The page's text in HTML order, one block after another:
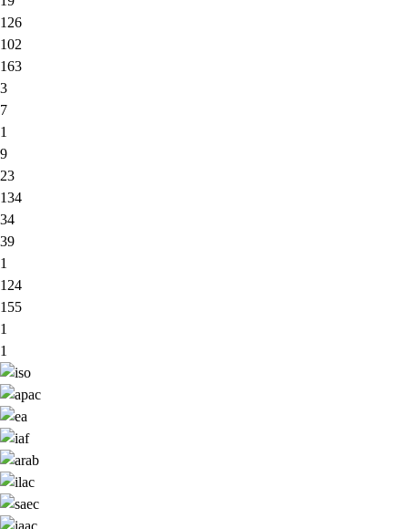
126
102
163
3
7
1
9
23
134
34
39
1
124
155
1
1